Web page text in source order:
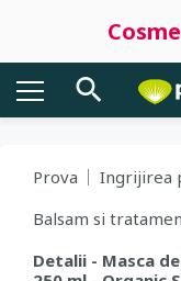
Prova
Ingrijirea
Balsam si
Detalii - Masca